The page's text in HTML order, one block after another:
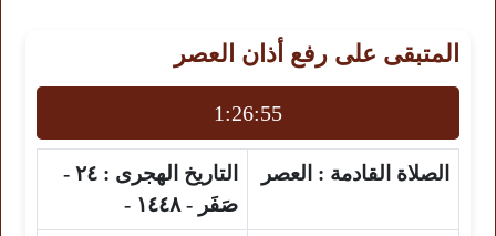
المتبقى على رفع أذان العصر
1:26:54
الصلاة القادمة : العصر التاريخ الهجرى :
٢٤ -
صَفَر - ١٤٤٨ -